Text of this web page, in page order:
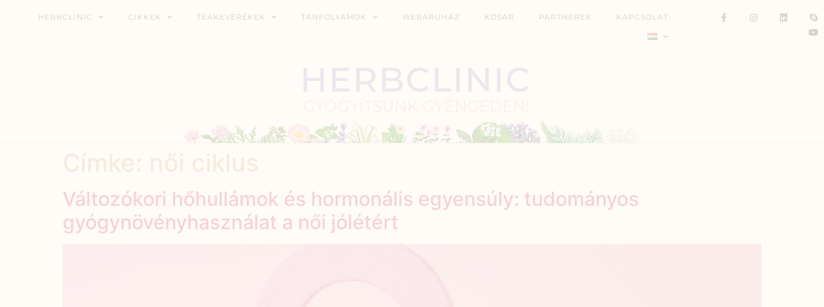
HERBCLINIC CIKKEK TEAKEVERÉKEK TANFOLYAMOK WEBÁRUHÁZ KOSÁR PARTNEREK KAPCSOLAT
Változókori hőhullámok és hormonális egyensúly: tudományos
gyógynövényhasználat a női jólétért